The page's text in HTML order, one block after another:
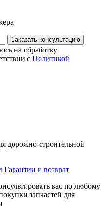
Заказать консультацию
на обработку
с Политикой
дорожно-строительной
Гарантии и возврат
вас по любому
запчастей для